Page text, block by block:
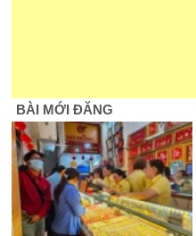
BÀI MỚI ĐĂNG